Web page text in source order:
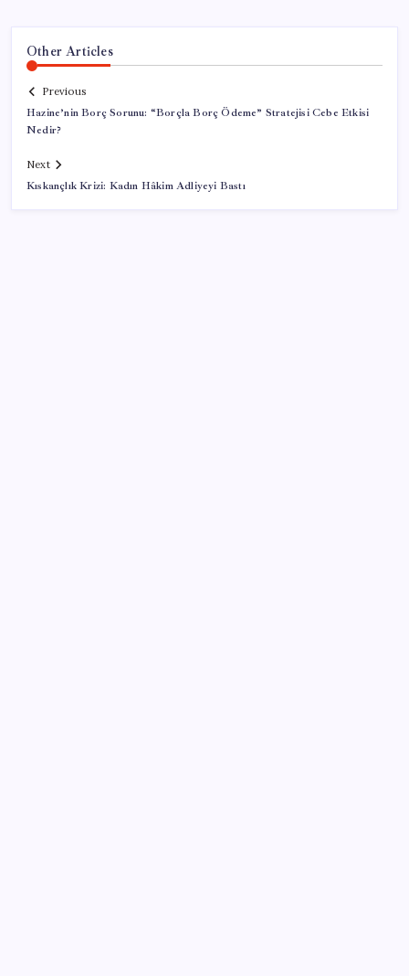
Other Articles
Previous
Hazine’nin Borç Sorunu: “Borçla Borç Ödeme” Stratejisi Cebe Etkisi
Nedir?
Next
Kıskançlık Krizi: Kadın Hâkim Adliyeyi Bastı